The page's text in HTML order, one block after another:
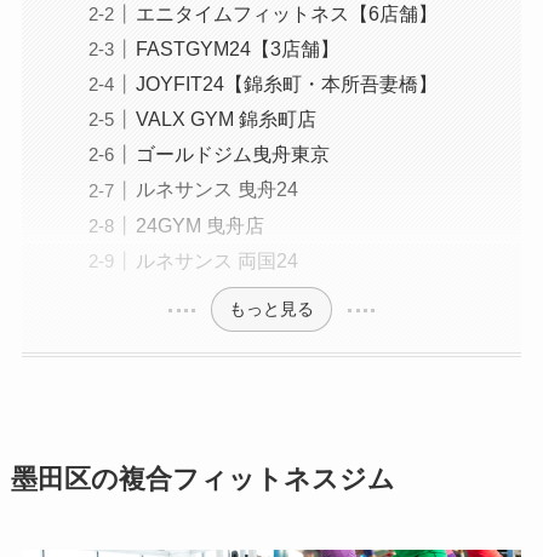
エニタイムフィットネス【6店舗】
FASTGYM24【3店舗】
JOYFIT24【錦糸町・本所吾妻橋】
VALX GYM 錦糸町店
ゴールドジム曳舟東京
ルネサンス 曳舟24
24GYM 曳舟店
ルネサンス 両国24
もっと見る
墨田区の複合フィットネスジム